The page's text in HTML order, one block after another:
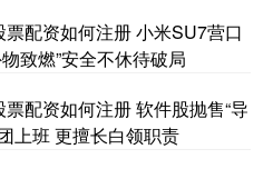
配资如何注册 小米SU7营口
致燃”安全不休待破局
配资如何注册 软件股抛售“导
上班 更擅长白领职责